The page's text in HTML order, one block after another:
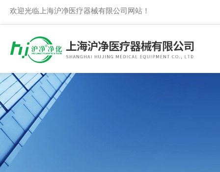
欢迎光临上海沪净医疗器械有限公司网站！